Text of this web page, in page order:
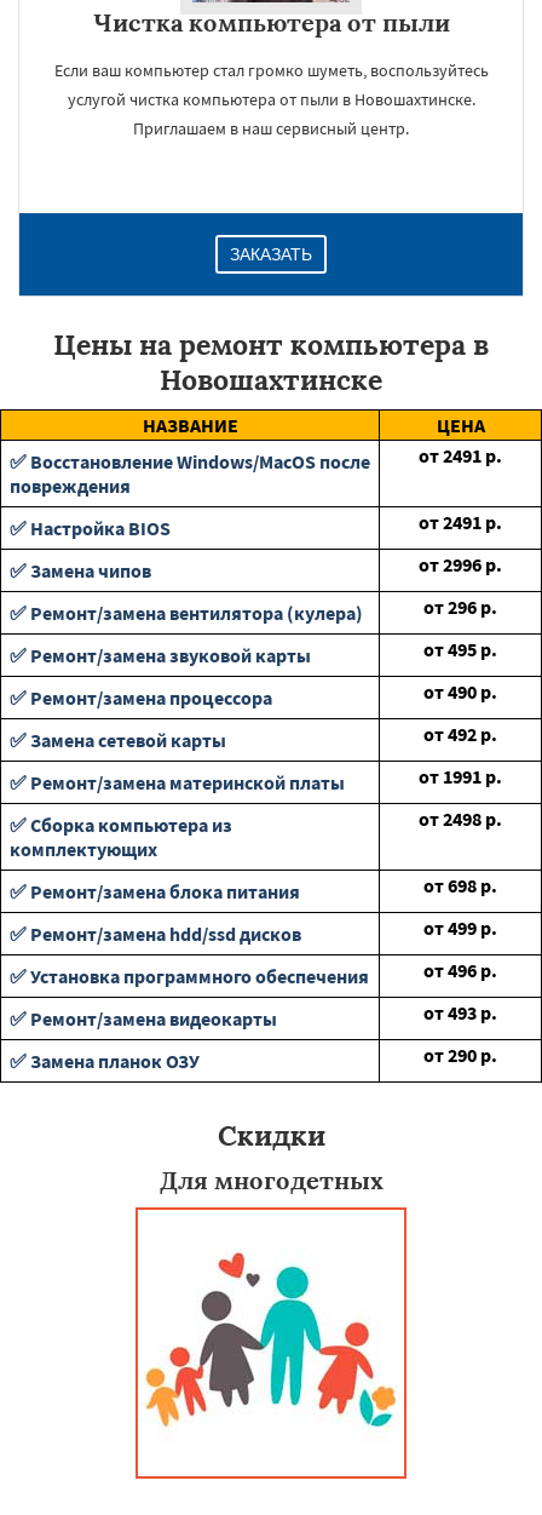
Чистка компьютера от пыли
Если ваш компьютер стал громко шуметь, воспользуйтесь
услугой чистка компьютера от пыли в Новошахтинске.
Приглашаем в наш сервисный центр.
ЗАКАЗАТЬ
Цены на ремонт компьютера в
Новошахтинске
НАЗВАНИЕ
ЦЕНА
✅ Восстановление Windows/MacOS после
повреждения
от2491 р.
✅ Настройка BIOS от2491 р.
✅ Замена чипов
от2996 р.
✅ Ремонт/замена вентилятора (кулера)
от296 р.
✅ Ремонт/замена звуковой карты
от495 р.
✅ Ремонт/замена процессора
от490 р.
✅ Замена сетевой карты
от492 р.
✅ Ремонт/замена материнской платы
от 1991 р.
✅ Сборка компьютера из
комплектующих
от2498 р.
✅ Ремонт/замена блока питания от698 р.
✅ Ремонт/замена hdd/ssd дисков
от499 р.
✅ Установка программного обеспечения
от496 р.
✅ Ремонт/замена видеокарты
от493 р.
✅ Замена планок ОЗУ
от290 р.
Скидки
Для многодетных